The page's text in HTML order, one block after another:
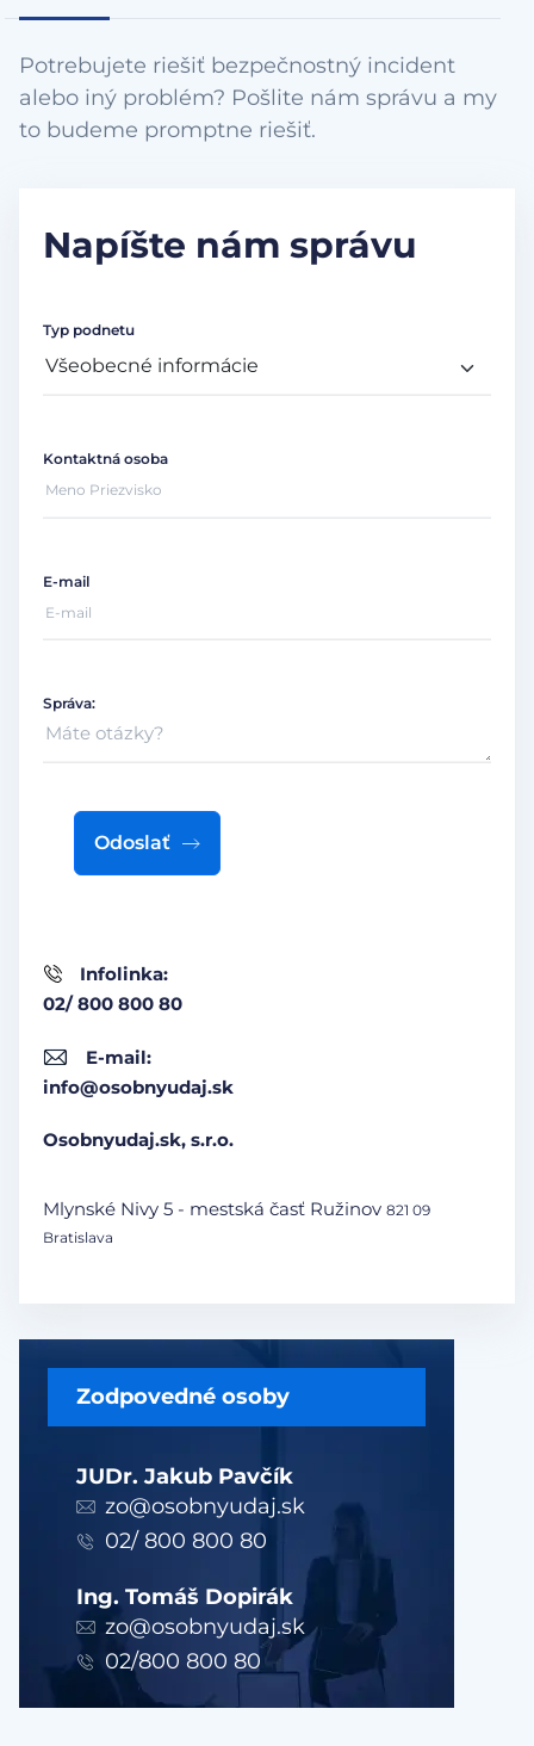
Potrebujete riešiť bezpečnostný incident
alebo iný problém? Pošlite nám správu a my
to budeme promptne riešiť.
Zodpovedné osoby
JUDr. Jakub Pavčík
zo@osobnyudaj.sk
02/ 800 800 80
Ing. Tomáš Dopirák
zo@osobnyudaj.sk
02/800 800 80
Napíšte nám správu
Infolinka:
02/ 800 800 80
E-mail:
info@osobnyudaj.sk
Osobnyudaj.sk, s.r.o.
Mlynské Nivy 5 - mestská časť Ružinov 821 09
Bratislava
Typ podnetu
Kontaktná osoba
E-mail
Správa:
Odoslať